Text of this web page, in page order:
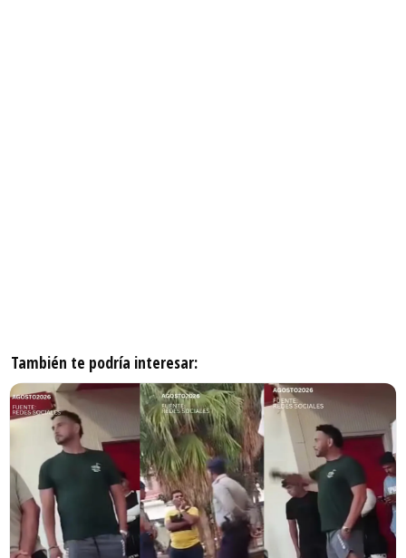
También te podría interesar: